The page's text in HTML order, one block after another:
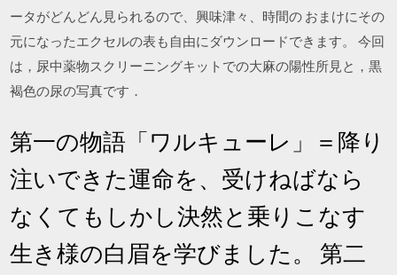
ータがどんどん見られるので、興味津々、時間の おまけにその
元になったエクセルの表も自由にダウンロードできます。 今回
は，尿中薬物スクリーニングキットでの大麻の陽性所見と，黒
褐色の尿の写真です．
第一の物語「ワルキューレ」＝降り
注いできた運命を、受けねばなら
なくてもしかし決然と乗りこなす
生き様の白眉を学びました。 第二